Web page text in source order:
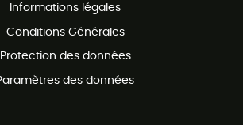
Informations légales
Conditions Générales
Protection des données
des données